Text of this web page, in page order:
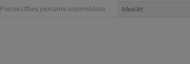
Pierakstīties jaunumu saņemšanai